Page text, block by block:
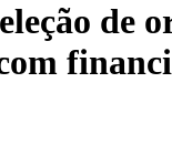
de